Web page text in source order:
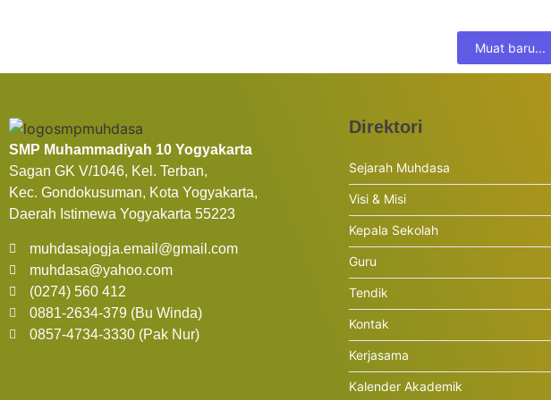
Muat baru...
SMP Muhammadiyah 10 Yogyakarta
Sagan GK V/1046, Kel. Terban,
Kec. Gondokusuman, Kota Yogyakarta,
Daerah Istimewa Yogyakarta 55223
muhdasajogja.email@gmail.com
muhdasa@yahoo.com
(0274) 560 412
0881-2634-379 (Bu Winda)
0857-4734-3330 (Pak Nur)
Direktori
Sejarah Muhdasa
Visi & Misi
Kepala Sekolah
Guru
Tendik
Kontak
Kerjasama
Kalender Akademik